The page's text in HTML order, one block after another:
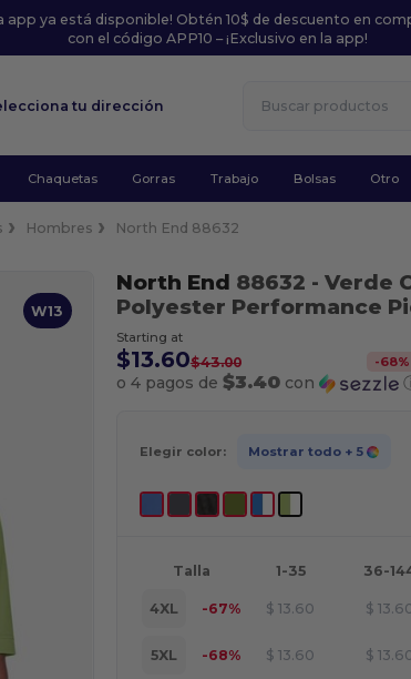
app ya está disponible! Obtén 10$ de descuento en
con el código APP10 – ¡Exclusivo en la app!
tu dirección
Chaquetas Gorras Trabajo Bolsas Otro
Hombres North End 88632
W13
North End 88632 - Verde
Polyester Performance
Starting at
$13.60$43.00 -68%
o 4 pagos de $3.40con
Elegir color: Mostrar todo + 5
Talla 1-35 36-
4XL -67% $ 13.60 $
5XL -68% $ 13.60 $